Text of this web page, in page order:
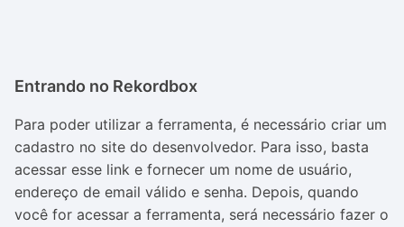
Entrando no Rekordbox
Para poder utilizar a ferramenta, é necessário criar um
cadastro no site do desenvolvedor. Para isso, basta
acessar esse link e fornecer um nome de usuário,
endereço de email válido e senha. Depois, quando
você for acessar a ferramenta, será necessário fazer o